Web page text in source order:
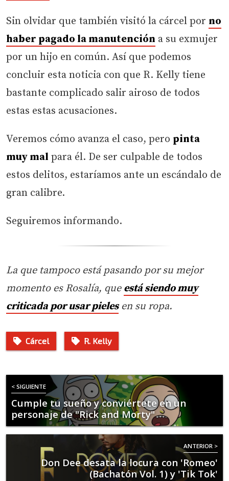
Sin olvidar que también visitó la cárcel por no
haber pagado la manutención a su exmujer
por un hijo en común. Así que podemos
concluir esta noticia con que R. Kelly tiene
bastante complicado salir airoso de todos
estas estas acusaciones.
Veremos cómo avanza el caso, pero pinta
muy mal para él. De ser culpable de todos
estos delitos, estaríamos ante un escándalo de
gran calibre.
Seguiremos informando.
La que tampoco está pasando por su mejor
momento es Rosalía, que está siendo muy
criticada por usar pielesen su ropa.
Cárcel R. Kelly
< SIGUIENTE
Cumple tu sueño y conviértete en un
personaje de "Rick and Morty"
ANTERIOR >
Don Dee desata la locura con 'Romeo'
(Bachatón Vol. 1) y 'Tik Tok'